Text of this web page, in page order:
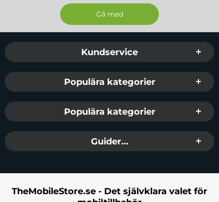
Sidfot Blandad info och länkar
Kundservice
Populära kategorier
Populära kategorier
Guider...
TheMobileStore.se - Det självklara valet för